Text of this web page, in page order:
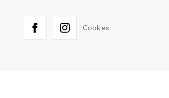
Cookies